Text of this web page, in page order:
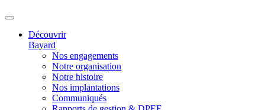
Découvrir
Bayard
Nos engagements
Notre organisation
Notre histoire
Nos implantations
Communiqués